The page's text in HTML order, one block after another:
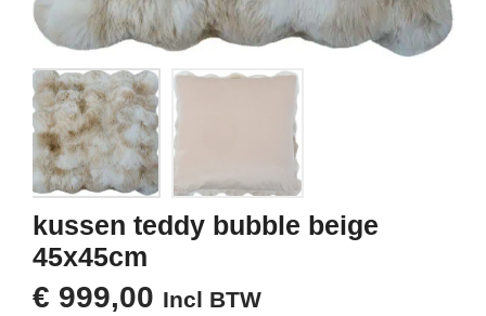
kussen teddy bubble beige
45x45cm
€ 999,00 Incl BTW